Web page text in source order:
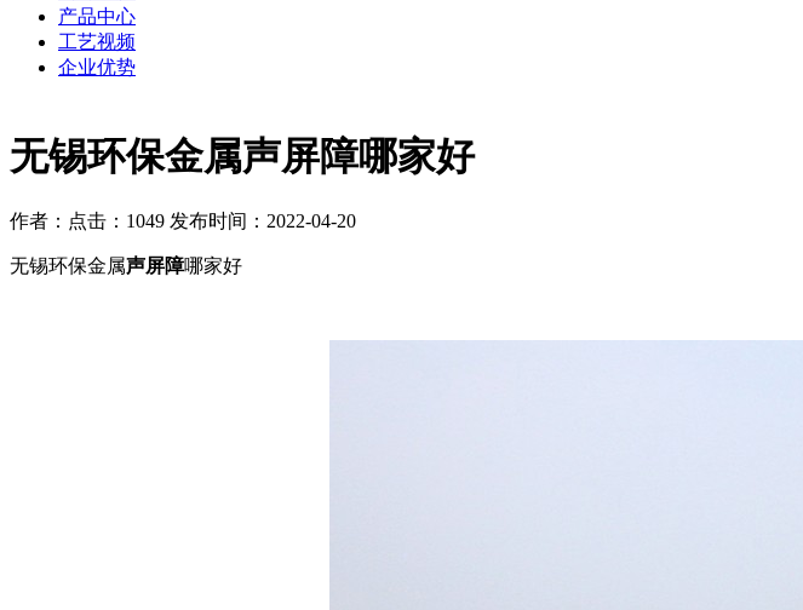
无锡环保金属声屏障哪家好
作者： 点击：1049 发布时间：2022-04-20
无锡环保金属声屏障哪家好
产品中心
工艺视频
企业优势